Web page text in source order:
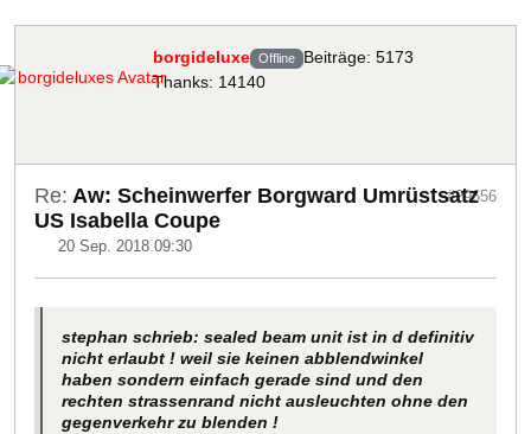
borgideluxe Offline Beiträge: 5173
Thanks: 14140
Re: Aw: Scheinwerfer Borgward Umrüstsatz
US Isabella Coupe
20 Sep. 2018 09:30
#29656
stephan schrieb: sealed beam unit ist in d definitiv
nicht erlaubt ! weil sie keinen abblendwinkel
haben sondern einfach gerade sind und den
rechten strassenrand nicht ausleuchten ohne den
gegenverkehr zu blenden !